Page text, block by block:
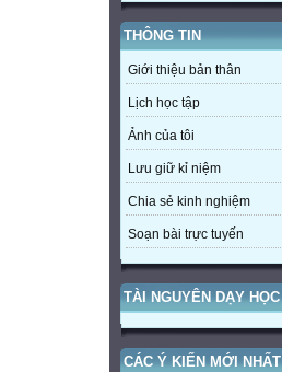
THÔNG TIN
Giới thiệu bản thân
Lịch học tập
Ảnh của tôi
Lưu giữ kỉ niệm
Chia sẻ kinh nghiệm
Soạn bài trực tuyến
TÀI NGUYÊN DẠY HỌC
CÁC Ý KIẾN MỚI NHẤT